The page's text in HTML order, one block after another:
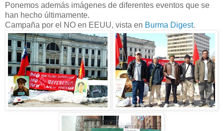
Ponemos además imágenes de diferentes eventos que se
han hecho últimamente.
Campaña por el NO en EEUU, vista en Burma Digest.